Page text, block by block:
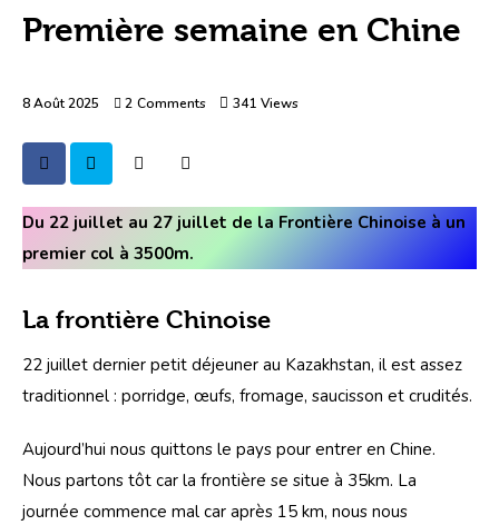
Première semaine en Chine
8 Août 2025 2 Comments 341 Views
Du 22 juillet au 27 juillet de la Frontière Chinoise à un
premier col à 3500m.
La frontière Chinoise
22 juillet dernier petit déjeuner au Kazakhstan, il est assez
traditionnel : porridge, œufs, fromage, saucisson et crudités.
Aujourd’hui nous quittons le pays pour entrer en Chine.
Nous partons tôt car la frontière se situe à 35km. La
journée commence mal car après 15 km, nous nous